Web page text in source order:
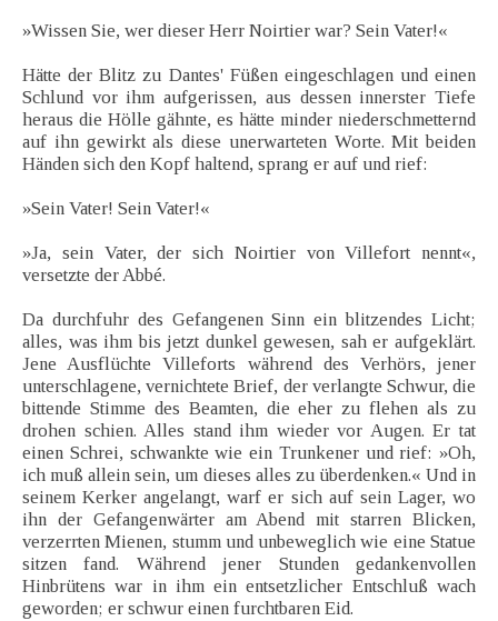
»Wissen Sie, wer dieser Herr Noirtier war? Sein Vater!«
Hätte der Blitz zu Dantes' Füßen eingeschlagen und einen
Schlund vor ihm aufgerissen, aus dessen innerster Tiefe
heraus die Hölle gähnte, es hätte minder niederschmetternd
auf ihn gewirkt als diese unerwarteten Worte. Mit beiden
Händen sich den Kopf haltend, sprang er auf und rief:
»Sein Vater! Sein Vater!«
»Ja, sein Vater, der sich Noirtier von Villefort nennt«,
versetzte der Abbé.
Da durchfuhr des Gefangenen Sinn ein blitzendes Licht;
alles, was ihm bis jetzt dunkel gewesen, sah er aufgeklärt.
Jene Ausflüchte Villeforts während des Verhörs, jener
unterschlagene, vernichtete Brief, der verlangte Schwur, die
bittende Stimme des Beamten, die eher zu flehen als zu
drohen schien. Alles stand ihm wieder vor Augen. Er tat
einen Schrei, schwankte wie ein Trunkener und rief: »Oh,
ich muß allein sein, um dieses alles zu überdenken.« Und in
seinem Kerker angelangt, warf er sich auf sein Lager, wo
ihn der Gefangenwärter am Abend mit starren Blicken,
verzerrten Mienen, stumm und unbeweglich wie eine Statue
sitzen fand. Während jener Stunden gedankenvollen
Hinbrütens war in ihm ein entsetzlicher Entschluß wach
geworden; er schwur einen furchtbaren Eid.